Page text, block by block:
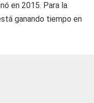
en 2015. Para la
ganando tiempo en